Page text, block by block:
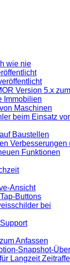
wie nie
Version 5.x
Immobilien
Maschinen
beim Einsatz
Baustellen
Verbesserungen
Funktionen
Ansicht
Buttons
bei
Anfassen
Snapshot-
Langzeit